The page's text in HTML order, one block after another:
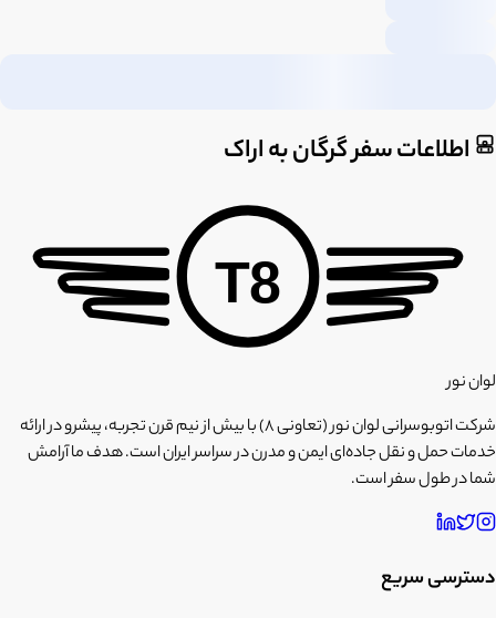
اطلاعات سفر گرگان به اراک
T8
لوان نور
شرکت اتوبوسرانی لوان نور (تعاونی ۸) با بیش از نیم قرن تجربه، پیشرو در ارائه
خدمات حمل و نقل جاده‌ای ایمن و مدرن در سراسر ایران است. هدف ما آرامش
شما در طول سفر است.
دسترسی سریع